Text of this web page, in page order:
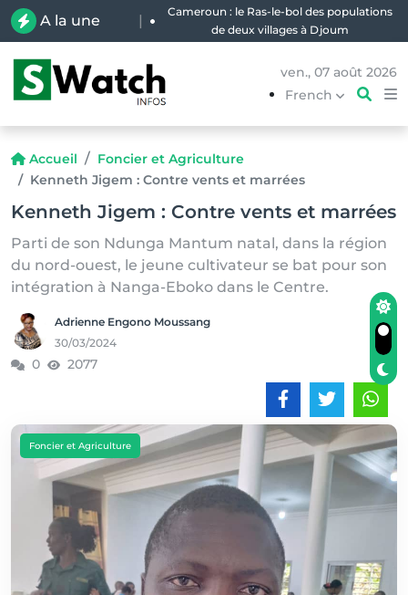
A la une |
Cameroun : le Ras-le-bol des populations
de deux villages à Djoum
ven., 07 août 2026
French
Accueil
Foncier et Agriculture
Kenneth Jigem : Contre vents et marrées
Kenneth Jigem : Contre vents et marrées
Parti de son Ndunga Mantum natal, dans la région
du nord-ouest, le jeune cultivateur se bat pour son
intégration à Nanga-Eboko dans le Centre.
Adrienne Engono Moussang
30/03/2024
0 2077
Foncier et Agriculture